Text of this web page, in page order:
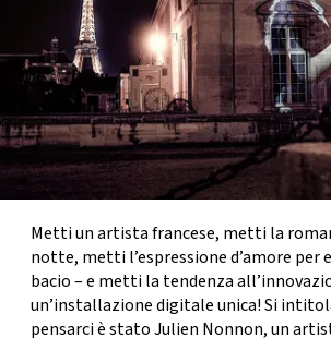
VIDEO
TV
PRINCIPATO
DI
RMC
CONSIGLIA
Metti un artista francese, metti la
notte, metti l’espressione d’amore per
bacio – e metti la tendenza
un’installazione digitale unica! Si
pensarci è statoJulien Nonnon,un